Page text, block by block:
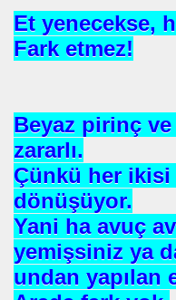
Et yenecekse,
Fark etmez!
Beyaz pirinç
zararlı.
Çünkü her ikisi
dönüşüyor.
Yani ha avuç
yemişsiniz ya
undan yapılan
.DR UMUT YILDIZ
Hainini Yetiştiren
Tarihi Eserleri Koruma